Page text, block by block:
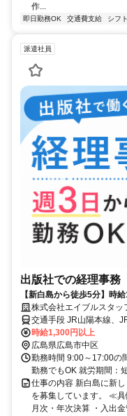
作...
即日勤務OK 交通費支給 シフ
派遣社員
出版社での経理事務
【新白島から徒歩5分】時
間で働けます！会計ソフト
株式会社エイブルスタッ
交通手段 JR山陽本線、
歩5分
時給1,300円以上
広島県広島市中区
勤務時間 9:00～17:00の
勤務でもOK 就労期間：
仕事の内容 新白島に新
を募集しています。 ≪
月次・年次決算 ・入出